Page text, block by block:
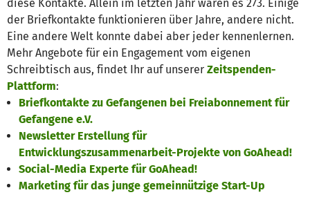
diese Kontakte. Allein im letzten Jahr waren es 273. Einige
der Briefkontakte funktionieren über Jahre, andere nicht.
Eine andere Welt konnte dabei aber jeder kennenlernen.
Mehr Angebote für ein Engagement vom eigenen
Schreibtisch aus, findet Ihr auf unserer Zeitspenden-
Plattform:
Briefkontakte zu Gefangenen bei Freiabonnement für
Gefangene e.V.
Newsletter Erstellung für
Entwicklungszusammenarbeit-Projekte von GoAhead!
Social-Media Experte für GoAhead!
Marketing für das junge gemeinnützige Start-Up